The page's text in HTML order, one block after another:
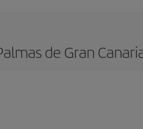
de Gran